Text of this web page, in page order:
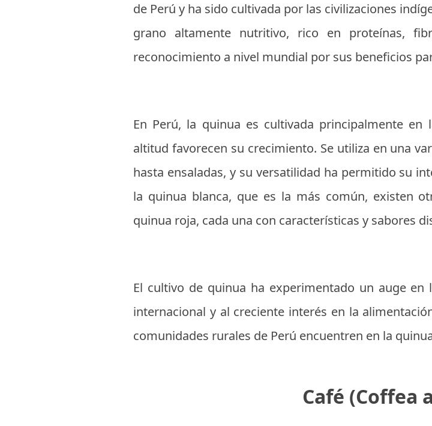
de Perú y ha sido cultivada por las civilizaciones
grano altamente nutritivo, rico en proteínas,
reconocimiento a nivel mundial por sus beneficios
En Perú, la quinua es cultivada principalmente
altitud favorecen su crecimiento. Se utiliza en una
hasta ensaladas, y su versatilidad ha permitido su
la quinua blanca, que es la más común, existen
quinua roja, cada una con características y sabores
El cultivo de quinua ha experimentado un auge
internacional y al creciente interés en la
comunidades rurales de Perú encuentren en la
Café (Coffea